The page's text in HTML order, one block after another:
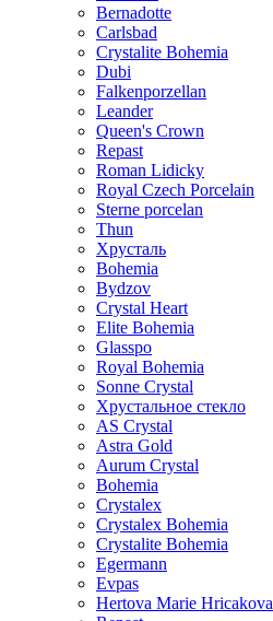
Bernadotte
Carlsbad
Crystalite Bohemia
Dubi
Falkenporzellan
Leander
Queen's Crown
Repast
Roman Lidicky
Royal Czech Porcelain
Sterne porcelan
Thun
Хрусталь
Bohemia
Bydzov
Crystal Heart
Elite Bohemia
Glasspo
Royal Bohemia
Sonne Crystal
Хрустальное стекло
AS Crystal
Astra Gold
Aurum Crystal
Bohemia
Crystalex
Crystalex Bohemia
Crystalite Bohemia
Egermann
Evpas
Hertova Marie Hricakova